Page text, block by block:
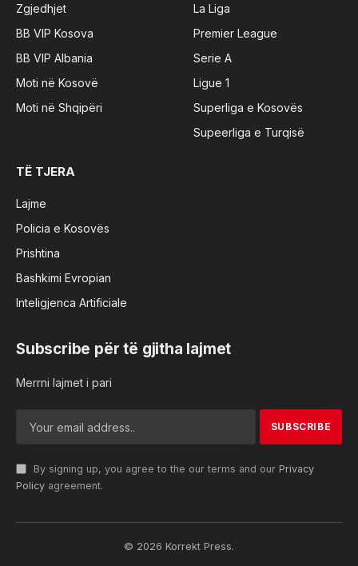
Zgjedhjet
BB VIP Kosova
BB VIP Albania
Moti në Kosovë
Moti në Shqipëri
La Liga
Premier League
Serie A
Ligue 1
Superliga e Kosovës
Supeerliga e Turqisë
TË TJERA
Lajme
Policia e Kosovës
Prishtina
Bashkimi Evropian
Inteligjenca Artificiale
Subscribe për të gjitha lajmet
Merrni lajmet i pari
By signing up, you agree to the our terms and our Privacy
Policy agreement.
© 2026 Korrekt Press.